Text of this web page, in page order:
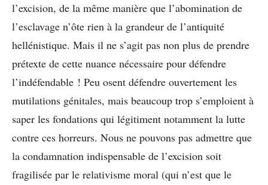
l’excision, de la même manière que l’abomination de
l’esclavage n’ôte rien à la grandeur de l’antiquité
hellénistique. Mais il ne s’agit pas non plus de prendre
prétexte de cette nuance nécessaire pour défendre
l’indéfendable ! Peu osent défendre ouvertement les
mutilations génitales, mais beaucoup trop s’emploient à
saper les fondations qui légitiment notamment la lutte
contre ces horreurs. Nous ne pouvons pas admettre que
la condamnation indispensable de l’excision soit
fragilisée par le relativisme moral (qui n’est que le